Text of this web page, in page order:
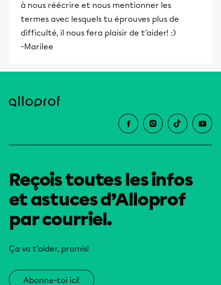
saisir votre salaire ou autres revenus, ou
de vos meubles. L’inscription au dépôt
volontaire Le dépôt volontaire consiste
à nous réécrire et nous mentionner les
termes avec lesquels tu éprouves plus de
difficulté, il nous fera plaisir de t'aider! :)
-Marilee
Reçois toutes les infos
et astuces d’Alloprof
par courriel.
Ça va t’aider, promis!
Abonne-toi ici!